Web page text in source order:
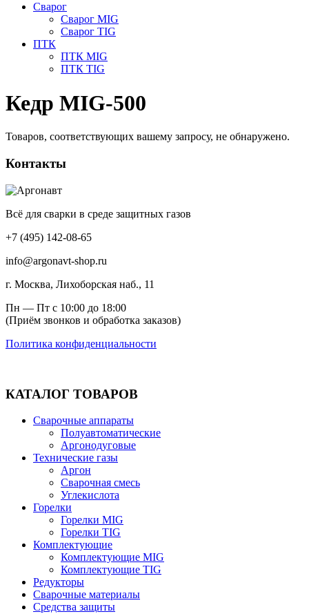
Сварог
Сварог MIG
Сварог TIG
ПТК
ПТК MIG
ПТК TIG
Кедр MIG-500
Товаров, соответствующих вашему запросу, не обнаружено.
Контакты
Всё для сварки в среде защитных газов
+7 (495) 142-08-65
info@argonavt-shop.ru
г. Москва, Лихоборская наб., 11
Пн — Пт с 10:00 до 18:00
(Приём звонков и обработка заказов)
Политика конфиденциальности
КАТАЛОГ ТОВАРОВ
Сварочные аппараты
Полуавтоматические
Аргонодуговые
Технические газы
Аргон
Сварочная смесь
Углекислота
Горелки
Горелки MIG
Горелки TIG
Комплектующие
Комплектующие MIG
Комплектующие TIG
Редукторы
Сварочные материалы
Средства защиты